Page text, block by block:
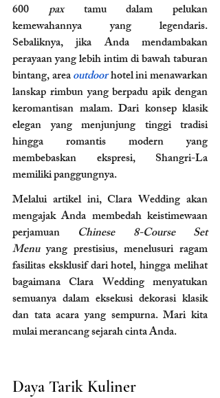
600 pax tamu dalam pelukan
kemewahannya yang legendaris.
Sebaliknya, jika Anda mendambakan
perayaan yang lebih intim di bawah taburan
bintang, area outdoorhotel ini menawarkan
lanskap rimbun yang berpadu apik dengan
keromantisan malam. Dari konsep klasik
elegan yang menjunjung tinggi tradisi
hingga romantis modern yang
membebaskan ekspresi, Shangri-La
memiliki panggungnya.
Melalui artikel ini, Clara Wedding akan
mengajak Anda membedah keistimewaan
perjamuan Chinese 8-Course Set
Menu yang prestisius, menelusuri ragam
fasilitas eksklusif dari hotel, hingga melihat
bagaimana Clara Wedding menyatukan
semuanya dalam eksekusi dekorasi klasik
dan tata acara yang sempurna. Mari kita
mulai merancang sejarah cinta Anda.
Daya Tarik Kuliner